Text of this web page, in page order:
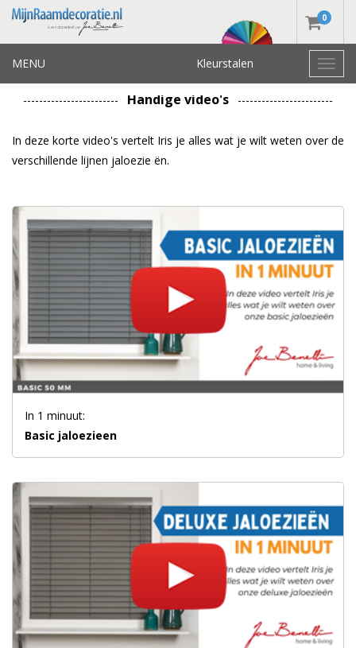
0
MENU Kleurstalen
Handige video's
In deze korte video's vertelt Iris je alles wat je wilt weten over de
verschillende lijnen jaloezie ën.
In 1 minuut:
Basic jaloezieen